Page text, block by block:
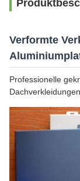
Verformte
Professionelle